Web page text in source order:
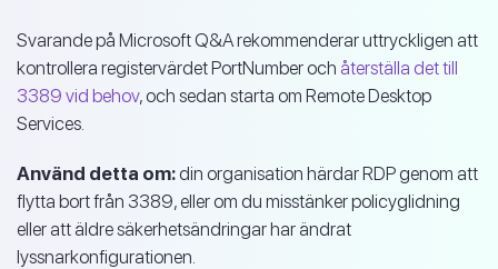
Svarande på Microsoft Q&A rekommenderar uttryckligen att
kontrollera registervärdet PortNumber och återställa det till
3389 vid behov, och sedan starta om Remote Desktop
Services.
Använd detta om:din organisation härdar RDP genom att
flytta bort från 3389, eller om du misstänker policyglidning
eller att äldre säkerhetsändringar har ändrat
lyssnarkonfigurationen.